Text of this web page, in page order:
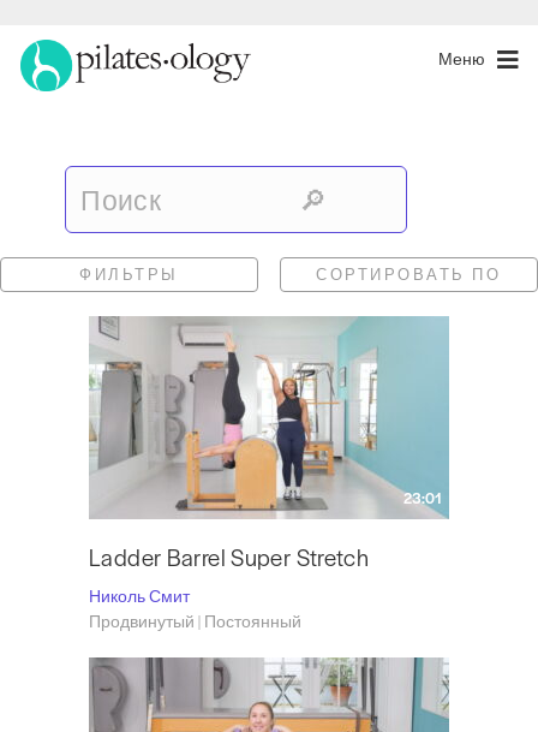
Меню
ФИЛЬТРЫ СОРТИРОВАТЬ ПО
23:01
Ladder Barrel Super Stretch
Николь Смит
Продвинутый | Постоянный